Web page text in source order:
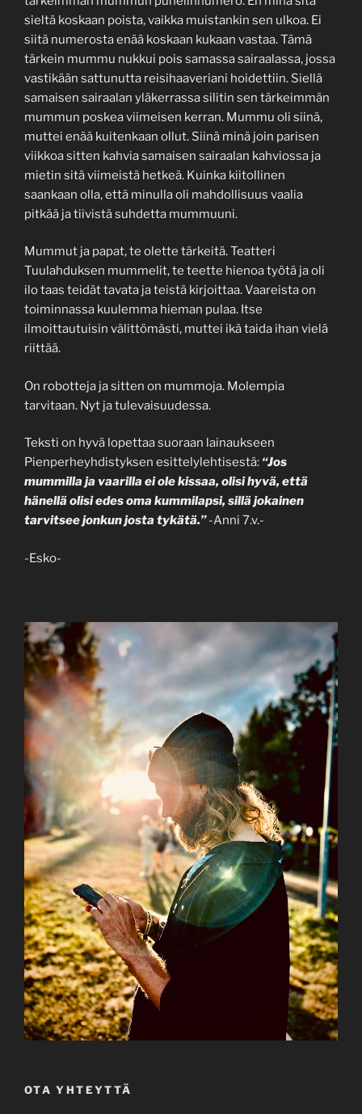
sieltä koskaan poista, vaikka muistankin sen ulkoa. Ei
siitä numerosta enää koskaan kukaan vastaa. Tämä
tärkein mummu nukkui pois samassa sairaalassa, jossa
vastikään sattunutta reisihaaveriani hoidettiin. Siellä
samaisen sairaalan yläkerrassa silitin sen tärkeimmän
mummun poskea viimeisen kerran. Mummu oli siinä,
muttei enää kuitenkaan ollut. Siinä minä join parisen
viikkoa sitten kahvia samaisen sairaalan kahviossa ja
mietin sitä viimeistä hetkeä. Kuinka kiitollinen
saankaan olla, että minulla oli mahdollisuus vaalia
pitkää ja tiivistä suhdetta mummuuni.
Mummut ja papat, te olette tärkeitä. Teatteri
Tuulahduksen mummelit, te teette hienoa työtä ja oli
ilo taas teidät tavata ja teistä kirjoittaa. Vaareista on
toiminnassa kuulemma hieman pulaa. Itse
ilmoittautuisin välittömästi, muttei ikä taida ihan vielä
riittää.
On robotteja ja sitten on mummoja. Molempia
tarvitaan. Nyt ja tulevaisuudessa.
Teksti on hyvä lopettaa suoraan lainaukseen
Pienperheyhdistyksen esittelylehtisestä: “Jos
mummilla ja vaarilla ei ole kissaa, olisi hyvä, että
hänellä olisi edes oma kummilapsi, sillä jokainen
tarvitsee jonkun josta tykätä.”-Anni 7.v.-
-Esko-
OTA YHTEYTTÄ